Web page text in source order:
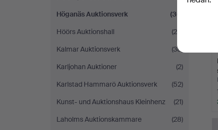
Höganäs Auktionsverk
(36)
Höörs Auktionshall
(24)
Kalmar Auktionsverk
(38)
Karljohan Auktioner
(2)
Karlstad Hammarö Auktionsverk
(52)
Kunst- und Auktionshaus Kleinhenz
(21)
Laholms Auktionskammare
(28)